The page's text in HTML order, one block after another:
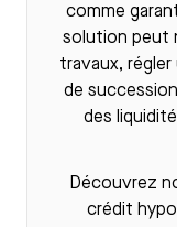
comme
solution peut
travaux,
de
des
Découvrez
crédit